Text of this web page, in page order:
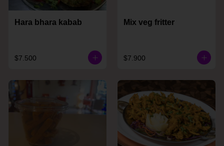
Hara bhara kabab
$7.500
Mix veg fritter
$7.900